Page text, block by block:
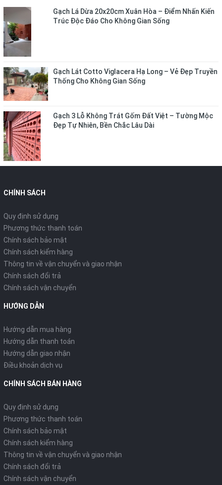
Gạch Lá Dừa 20x20cm Xuân Hòa – Điểm Nhấn Kiến
Trúc Độc Đáo Cho Không Gian Sống
Gạch Lát Cotto Viglacera Hạ Long – Vẻ Đẹp Truyền
Thống Cho Không Gian Sống
Gạch 3 Lỗ Không Trát Gốm Đất Việt – Tường Mộc
Đẹp Tự Nhiên, Bền Chắc Lâu Dài
CHÍNH SÁCH
Quy định sử dụng
Phương thức thanh toán
Chính sách bảo mật
Chính sách kiểm hàng
Thông tin về vận chuyển và giao nhận
Chính sách đổi trả
Chính sách vận chuyển
HƯỚNG DẪN
Hướng dẫn mua hàng
Hướng dẫn thanh toán
Hướng dẫn giao nhận
Điều khoản dịch vụ
CHÍNH SÁCH BÁN HÀNG
Quy định sử dụng
Phương thức thanh toán
Chính sách bảo mật
Chính sách kiểm hàng
Thông tin về vận chuyển và giao nhận
Chính sách đổi trả
Chính sách vận chuyển